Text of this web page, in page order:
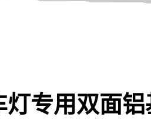
灯专用双面铝